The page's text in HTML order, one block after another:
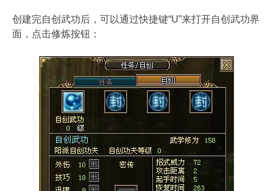
创建完自创武功后，可以通过快捷键“U”来打开自创武功界
面，点击修炼按钮：